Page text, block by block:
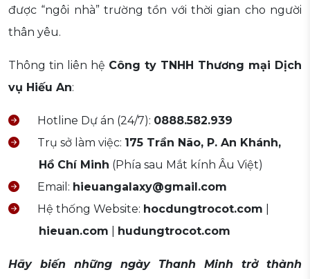
được “ngôi nhà” trường tồn với thời gian cho người
thân yêu.
Thông tin liên hệ Công ty TNHH Thương mại Dịch
vụ Hiếu An:
Hotline Dự án (24/7): 0888.582.939
Trụ sở làm việc: 175 Trần Não, P. An Khánh,
Hồ Chí Minh (Phía sau Mắt kính Âu Việt)
Email: hieuangalaxy@gmail.com
Hệ thống Website: hocdungtrocot.com
hieuan.com
hudungtrocot.com
Hãy biến những ngày Thanh Minh trở thành